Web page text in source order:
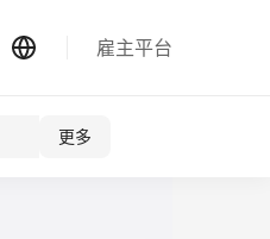
雇主平台
更多